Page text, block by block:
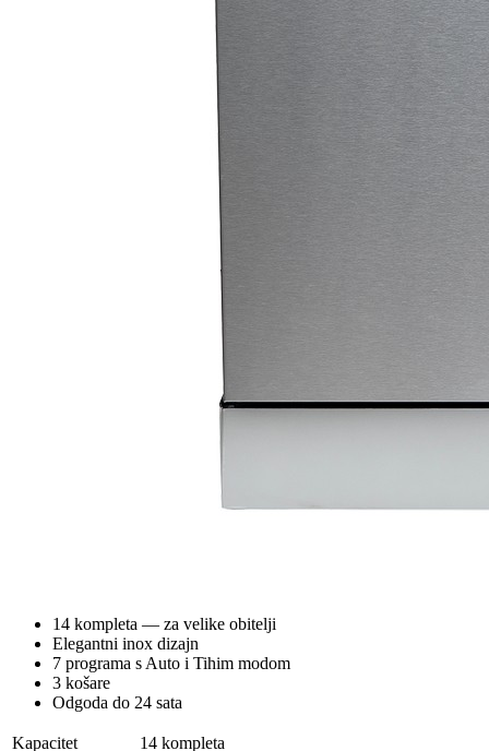
14 kompleta — za velike obitelji
Elegantni inox dizajn
7 programa s Auto i Tihim modom
3 košare
Odgoda do 24 sata
Kapacitet
14 kompleta